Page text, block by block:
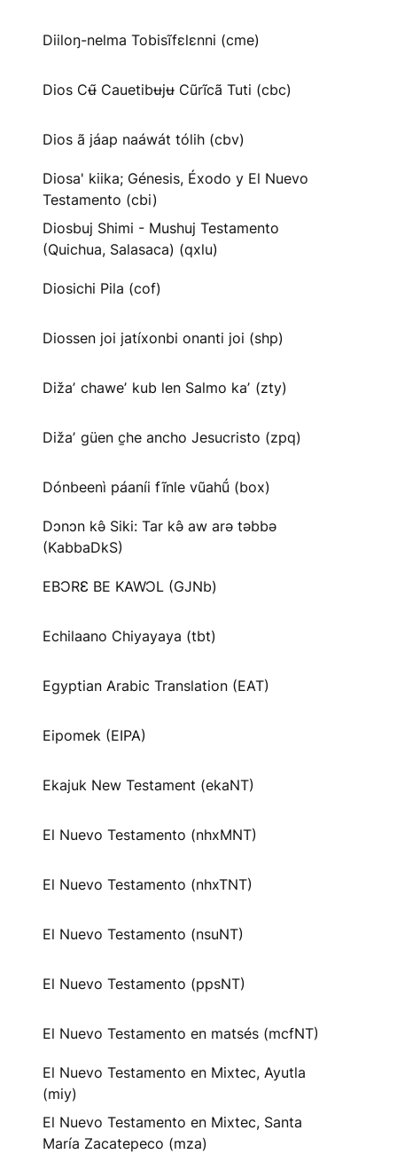
Diiloŋ-nelma Tobisĩfɛlɛnni (cme)
Dios Cʉ̃ Cauetibʉjʉ Cũrĩcã Tuti (cbc)
Dios ã jáap naáwát tólih (cbv)
Diosa' kiika; Génesis, Éxodo y El Nuevo
Testamento (cbi)
Diosbuj Shimi - Mushuj Testamento
(Quichua, Salasaca) (qxlu)
Diosichi Pila (cof)
Diossen joi jatíxonbi onanti joi (shp)
Dižaʼ chaweʼ kub len Salmo kaʼ (zty)
Dižaʼ güen c̱he ancho Jesucristo (zpq)
Dónbeenì páaníi fĩnle vũahṹ (box)
Dɔnɔn kə̂ Siki: Tar kə̂ aw arə təbbə
(KabbaDkS)
EBƆRƐ BE KAWƆL (GJNb)
Echilaano Chiyayaya (tbt)
Egyptian Arabic Translation (EAT)
Eipomek (EIPA)
Ekajuk New Testament (ekaNT)
El Nuevo Testamento (nhxMNT)
El Nuevo Testamento (nhxTNT)
El Nuevo Testamento (nsuNT)
El Nuevo Testamento (ppsNT)
El Nuevo Testamento en matsés (mcfNT)
El Nuevo Testamento en Mixtec, Ayutla
(miy)
El Nuevo Testamento en Mixtec, Santa
María Zacatepeco (mza)